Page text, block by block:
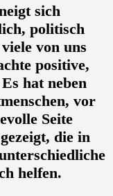
sich
politisch
von uns
positive,
hat neben
vor
Seite
die in
helfen.